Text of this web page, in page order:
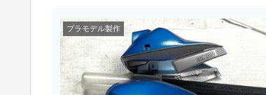
プラモデル製作